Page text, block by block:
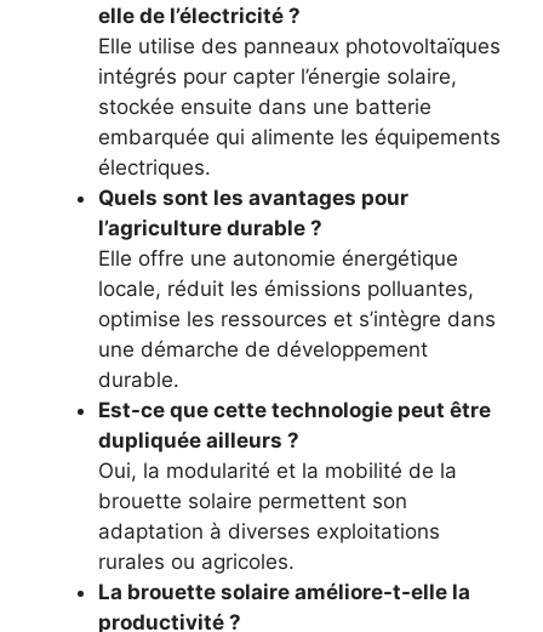
elle de l’électricité ?
Elle utilise des panneaux photovoltaïques
intégrés pour capter l’énergie solaire,
stockée ensuite dans une batterie
embarquée qui alimente les équipements
électriques.
Quels sont les avantages pour
l’agriculture durable ?
Elle offre une autonomie énergétique
locale, réduit les émissions polluantes,
optimise les ressources et s’intègre dans
une démarche de développement
durable.
Est-ce que cette technologie peut être
dupliquée ailleurs ?
Oui, la modularité et la mobilité de la
brouette solaire permettent son
adaptation à diverses exploitations
rurales ou agricoles.
La brouette solaire améliore-t-elle la
productivité ?